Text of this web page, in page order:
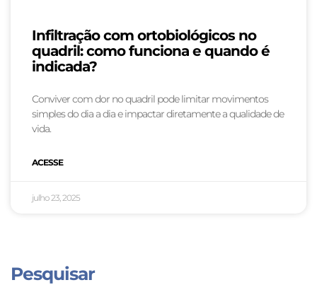
Infiltração com ortobiológicos no
quadril: como funciona e quando é
indicada?
Conviver com dor no quadril pode limitar movimentos
simples do dia a dia e impactar diretamente a qualidade de
vida.
ACESSE
julho 23, 2025
Pesquisar